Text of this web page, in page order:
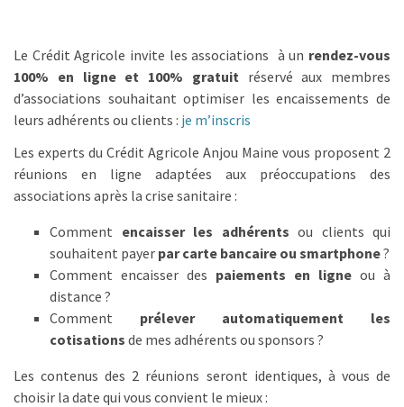
Le Crédit Agricole invite les associations à un rendez-vous
100% en ligne et 100% gratuit réservé aux membres
d’associations souhaitant optimiser les encaissements de
leurs adhérents ou clients : je m’inscris
Les experts du Crédit Agricole Anjou Maine vous proposent 2
réunions en ligne adaptées aux préoccupations des
associations après la crise sanitaire :
Comment encaisser les adhérents ou clients qui
souhaitent payer par carte bancaire ou smartphone?
Comment encaisser des paiements en ligne ou à
distance ?
Comment prélever automatiquement les
cotisations de mes adhérents ou sponsors ?
Les contenus des 2 réunions seront identiques, à vous de
choisir la date qui vous convient le mieux :